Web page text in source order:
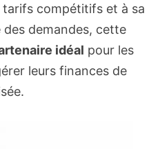
tarifs compétitifs et à sa
demandes, cette
idéal pour les
leurs finances de